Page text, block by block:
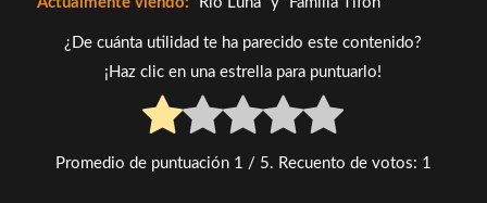
¿De cuánta utilidad te ha parecido este contenido?
¡Haz clic en una estrella para puntuarlo!
Promedio de puntuación 1 / 5. Recuento de votos: 1